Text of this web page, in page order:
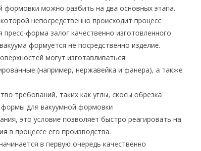
формовки можно разбить на два основных этапа.
непосредственно происходит процесс
форма залог качественно изготовленного
формуется не посредственно изделие.
могут изготавливаться:
(например, нержавейка и фанера), а также
требований, таких как углы, скосы обрезка
формы для вакуумной формовки
это условие позволяет быстро реагировать на
в процессе его производства.
в первую очередь качественно